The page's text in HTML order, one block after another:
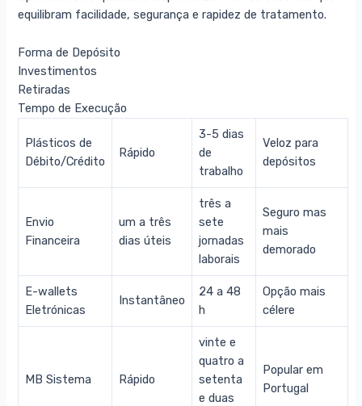
equilibram facilidade, segurança e rapidez de tratamento.
Forma de Depósito
Investimentos
Retiradas
Tempo de Execução
Plásticos de
Débito/Crédito
Rápido
3-5 dias
de
trabalho
Veloz para
depósitos
Envio
Financeira
um a três
dias úteis
três a
sete
jornadas
laborais
Seguro mas
mais
demorado
E-wallets
Eletrónicas
Instantâneo
24 a 48
h
Opção mais
célere
MB Sistema Rápido
vinte e
quatro a
setenta
e duas
Popular em
Portugal